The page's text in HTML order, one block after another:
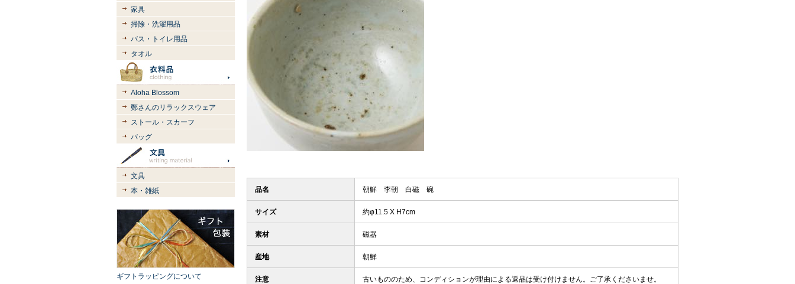
家具
掃除・洗濯用品
バス・トイレ用品
タオル
Aloha Blossom
鄭さんのリラックスウェア
ストール・スカーフ
バッグ
文具
本・雑紙
ギフトラッピングについて
品名 朝鮮 李朝 白磁 碗
サイズ 約φ11.5 X H7cm
素材 磁器
産地 朝鮮
注意 古いもののため、コンディションが理由による返品は受け付けません。ご了承くださいませ。